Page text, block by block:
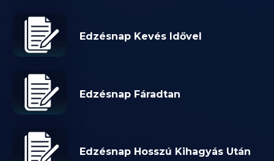
Edzésnap Kevés Idővel
Edzésnap Fáradtan
Edzésnap Hosszú Kihagyás Után